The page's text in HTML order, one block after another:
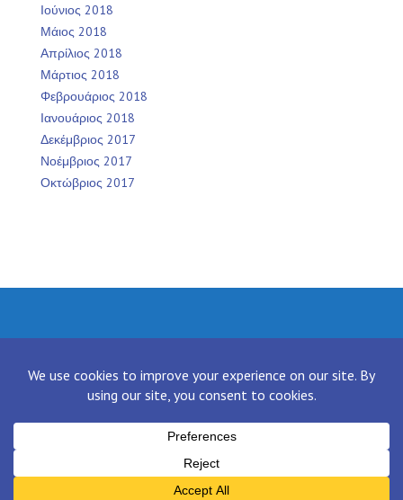
Ιούνιος 2018
Μάιος 2018
Απρίλιος 2018
Μάρτιος 2018
Φεβρουάριος 2018
Ιανουάριος 2018
Δεκέμβριος 2017
Νοέμβριος 2017
Οκτώβριος 2017
Proudly powered by WordPress |Theme: